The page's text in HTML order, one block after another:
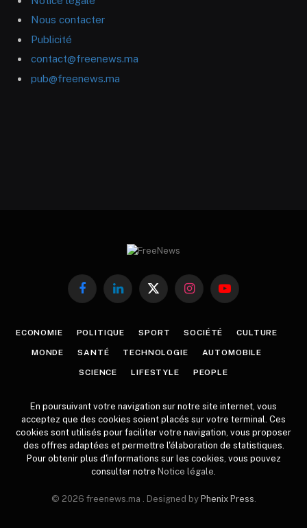
Nous contacter
Publicité
contact@freenews.ma
pub@freenews.ma
FacebookLinkedInX
InstagramYouTube
ECONOMIE POLITIQUE SPORT SOCIÉTÉ CULTURE
MONDE SANTÉ TECHNOLOGIE AUTOMOBILE
SCIENCE LIFESTYLE PEOPLE
En poursuivant votre navigation sur notre site internet, vous
acceptez que des cookies soient placés sur votre terminal. Ces
cookies sont utilisés pour faciliter votre navigation, vous proposer
des offres adaptées et permettre l'élaboration de statistiques.
Pour obtenir plus d'informations sur les cookies, vous pouvez
consulter notre Notice légale
© 2026 freenews.ma . Designed by Phenix Press